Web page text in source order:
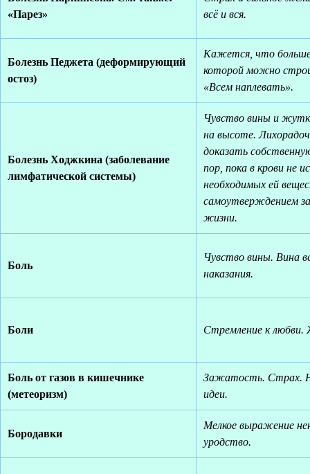
«Парез»
всё и вся.
Болезнь Педжета (деформирующий
остоз)
Кажется, что
которой можно
«Всем наплевать».
Болезнь Ходжкина (заболевание
лимфатической системы)
Чувство вины и
на высоте.
доказать
пор, пока в крови не
необходимых ей
самоутверждением
жизни.
Боль
Чувство вины. Вина
наказания.
Боли Стремление к любви.
Боль от газов в кишечнике
(метеоризм)
Зажатость. Страх.
идеи.
Бородавки
Мелкое выражение
уродство.